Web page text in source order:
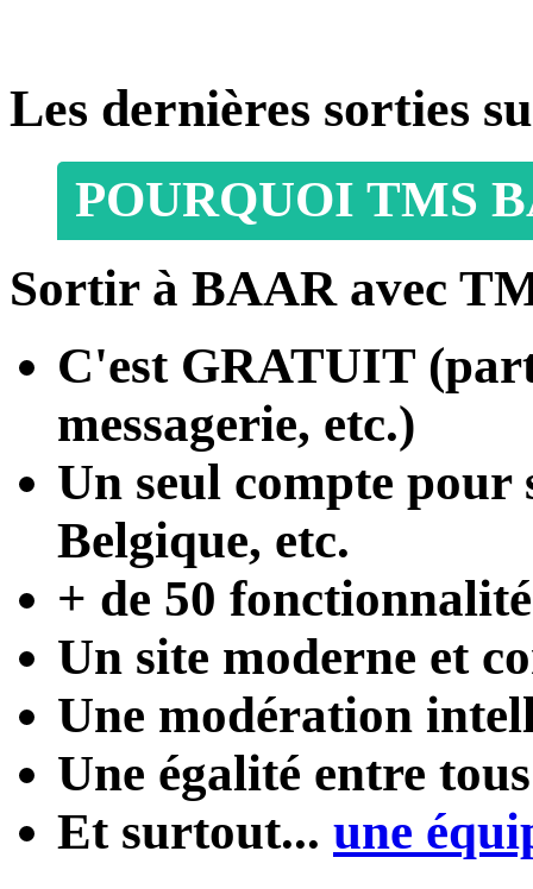
Les dernières sorties
POURQUOI TMS
Sortir à BAAR avec
C'est GRATUIT
messagerie, etc.)
Un seul compte pour
Belgique, etc.
+ de 50
Un site moderne et
Une modération
Une égalité entre
Et surtout... une